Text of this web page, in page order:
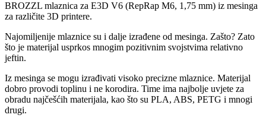
BROZZL mlaznica za E3D V6 (RepRap M6, 1,75 mm) iz mesinga
za različite 3D printere.
Najomiljenije mlaznice su i dalje izrađene od mesinga. Zašto? Zato
što je materijal usprkos mnogim pozitivnim svojstvima relativno
jeftin.
Iz mesinga se mogu izrađivati visoko precizne mlaznice. Materijal
dobro provodi toplinu i ne korodira. Time ima najbolje uvjete za
obradu najčešćih materijala, kao što su PLA, ABS, PETG i mnogi
drugi.